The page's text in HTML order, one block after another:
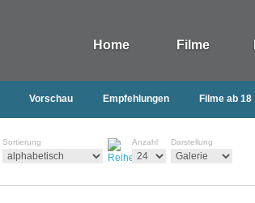
Home Filme
Vorschau Empfehlungen Filme ab 18
Sortierung Anzahl Darstellung